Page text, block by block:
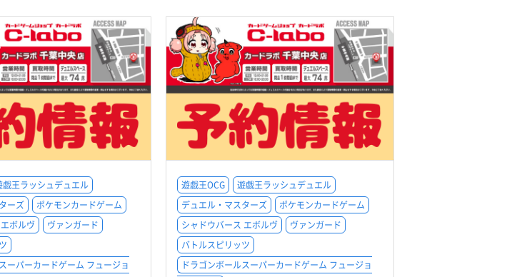
戯王ラッシュデュエル
ーズ
ポケモンカードゲーム
ボルヴ
ヴァンガード
ーパーカードゲーム フュージョ
遊戯王OCG
遊戯王ラッシュデュエル
デュエル・マスターズ
ポケモンカードゲーム
シャドウバース エボルヴ
ヴァンガード
バトルスピリッツ
ドラゴンボールスーパーカードゲーム フュージョ